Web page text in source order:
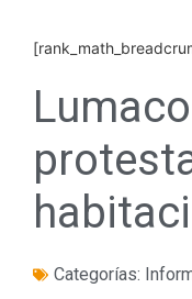
Categorías: